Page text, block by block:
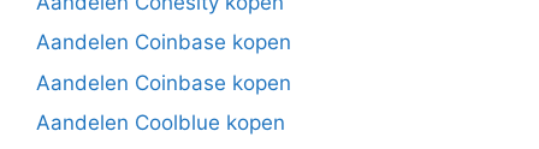
Aandelen Coinbase kopen
Aandelen Coinbase kopen
Aandelen Coolblue kopen